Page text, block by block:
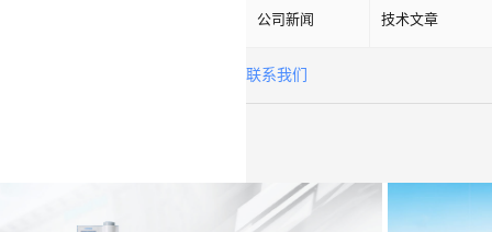
公司新闻 技术文章
联系我们